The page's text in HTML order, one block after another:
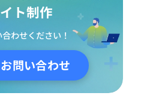
ト制作
わせください！
問い合わせ